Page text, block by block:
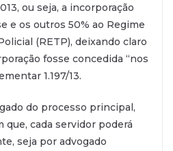
ou seja, a incorporação
e os outros 50% ao Regime
(RETP), deixando claro
fosse concedida “nos
1.197/13.
do processo principal,
cada servidor poderá
seja por advogado